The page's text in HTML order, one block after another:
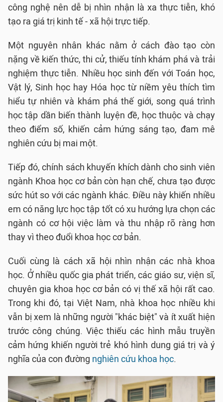
công nghệ nên dễ bị nhìn nhận là xa thực tiễn, khó
tạo ra giá trị kinh tế - xã hội trực tiếp.
Một nguyên nhân khác nằm ở cách đào tạo còn
nặng về kiến thức, thi cử, thiếu tính khám phá và trải
nghiệm thực tiễn. Nhiều học sinh đến với Toán học,
Vật lý, Sinh học hay Hóa học từ niềm yêu thích tìm
hiểu tự nhiên và khám phá thế giới, song quá trình
học tập dần biến thành luyện đề, học thuộc và chạy
theo điểm số, khiến cảm hứng sáng tạo, đam mê
nghiên cứu bị mai một.
Tiếp đó, chính sách khuyến khích dành cho sinh viên
ngành Khoa học cơ bản còn hạn chế, chưa tạo được
sức hút so với các ngành khác. Điều này khiến nhiều
em có năng lực học tập tốt có xu hướng lựa chọn các
ngành có cơ hội việc làm và thu nhập rõ ràng hơn
thay vì theo đuổi khoa học cơ bản.
Cuối cùng là cách xã hội nhìn nhận các nhà khoa
học. Ở nhiều quốc gia phát triển, các giáo sư, viện sĩ,
chuyên gia khoa học cơ bản có vị thế xã hội rất cao.
Trong khi đó, tại Việt Nam, nhà khoa học nhiều khi
vẫn bị xem là những người "khác biệt" và ít xuất hiện
trước công chúng. Việc thiếu các hình mẫu truyền
cảm hứng khiến người trẻ khó hình dung giá trị và ý
nghĩa của con đường nghiên cứu khoa học.